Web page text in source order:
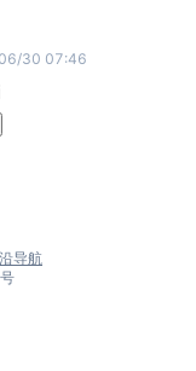
30 07:46
导航